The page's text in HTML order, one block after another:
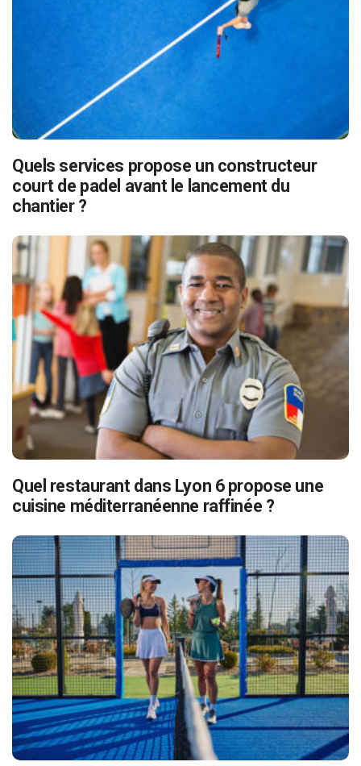
Quels services propose un constructeur
court de padel avant le lancement du
chantier ?
Quel restaurant dans Lyon 6 propose une
cuisine méditerranéenne raffinée ?